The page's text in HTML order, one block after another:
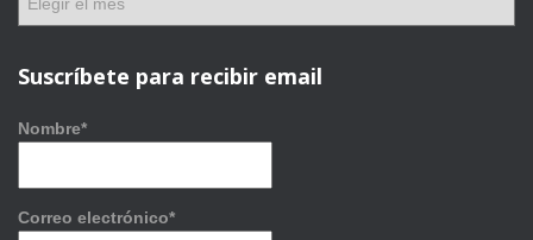
a
h
v
Suscríbete para recibir email
Nombre*
Correo electrónico*